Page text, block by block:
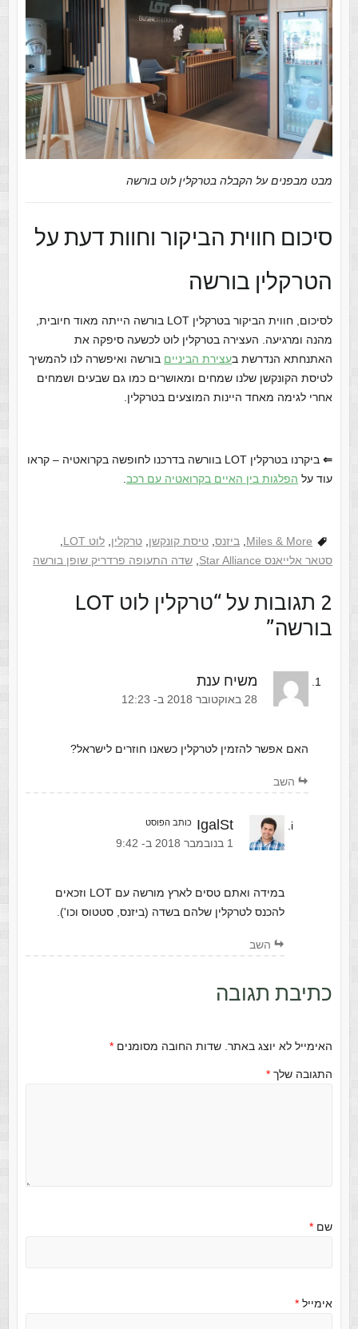
מבט מבפנים על הקבלה בטרקלין לוט בורשה
סיכום חווית הביקור וחוות דעת על
הטרקלין בורשה
לסיכום, חווית הביקור בטרקלין LOT בורשה הייתה מאוד חיובית,
מהנה ומרגיעה. העצירה בטרקלין לוט לכשעה סיפקה את
האתנחתא הנדרשת בעצירת הביניים בורשה ואיפשרה לנו להמשיך
לטיסת הקונקשן שלנו שמחים ומאושרים כמו גם שבעים ושמחים
אחרי לגימה מאחד היינות המוצעים בטרקלין.
⇐
ביקרנו בטרקלין LOT בוורשה בדרכנו לחופשה בקרואטיה – קראו
עוד על הפלגות בין האיים בקרואטיה עם רכב.
Miles & More
, ביזנס, טיסת קונקשן, טרקלין, לוט LOT
,
סטאר אלייאנס Star Alliance
, שדה התעופה פרדריק שופן בורשה
‫2 תגובות על “
טרקלין לוט LOT
בורשה”
משיח ענת
‫28 באוקטובר 2018 ב- 12:23
האם אפשר להזמין לטרקלין כשאנו חוזרים לישראל?
השב
IgalSt כותב הפוסט
‫1 בנובמבר 2018 ב- 9:42
במידה ואתם טסים לארץ מורשה עם LOT וזכאים
להכנס לטרקלין שלהם בשדה (ביזנס, סטטוס וכו').
השב
כתיבת תגובה
האימייל לא יוצג באתר. שדות החובה מסומנים *
התגובה שלך *
שם *
אימייל *